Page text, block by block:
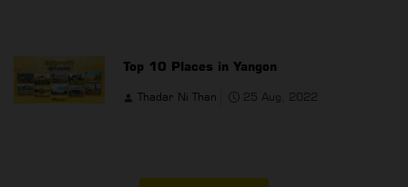
Top 10 Places in Yangon
Thadar Ni Than 25 Aug, 2022